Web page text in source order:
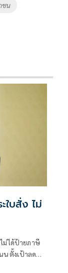
ชน
ใบสั่ง ไม่
ม่ได้ป้ายภาษี
ตั้งเป้าลดผู้